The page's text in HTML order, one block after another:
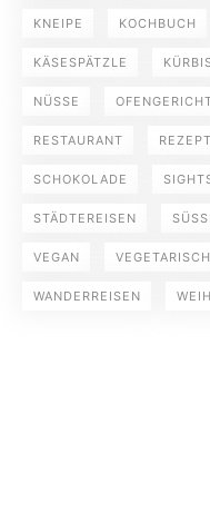
KNEIPE KOCHBUCH
KÄSESPÄTZLE
NÜSSE
RESTAURANT REZEPT
SCHOKOLADE
STÄDTEREISEN
VEGAN VEGETARISCH
WANDERREISEN